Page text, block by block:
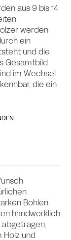
aus 9 bis 14
werden
ein
und die
Gesamtbild
im Wechsel
die ein
Bohlen
handwerklich
Holz und